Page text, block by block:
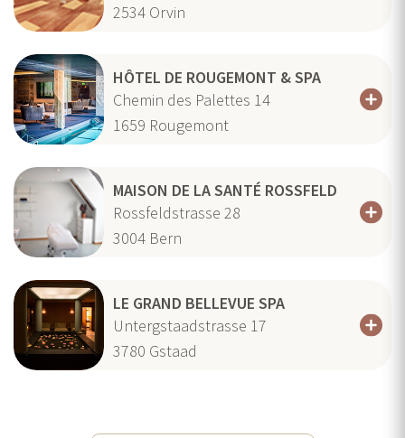
2534 Orvin
HÔTEL DE ROUGEMONT & SPA
Chemin des Palettes 14
1659 Rougemont
MAISON DE LA SANTÉ ROSSFELD
Rossfeldstrasse 28
3004 Bern
LE GRAND BELLEVUE SPA
Untergstaadstrasse 17
3780 Gstaad